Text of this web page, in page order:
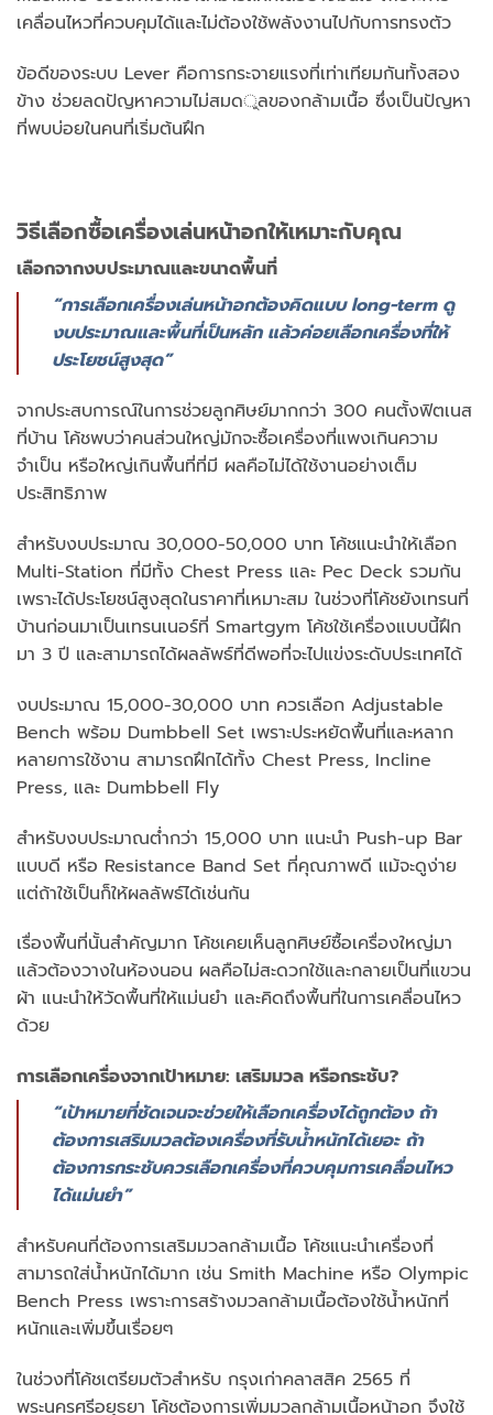
เคลื่อนไหวที่ควบคุมได้และไม่ต้องใช้พลังงานไปกับการทรงตัว
ข้อดีของระบบ Lever คือการกระจายแรงที่เท่าเทียมกันทั้งสอง
ข้าง ช่วยลดปัญหาความไม่สมดুลของกล้ามเนื้อ ซึ่งเป็นปัญหา
ที่พบบ่อยในคนที่เริ่มต้นฝึก
วิธีเลือกซื้อเครื่องเล่นหน้าอกให้เหมาะกับคุณ
เลือกจากงบประมาณและขนาดพื้นที่
“การเลือกเครื่องเล่นหน้าอกต้องคิดแบบ long-term ดู
งบประมาณและพื้นที่เป็นหลัก แล้วค่อยเลือกเครื่องที่ให้
ประโยชน์สูงสุด”
จากประสบการณ์ในการช่วยลูกศิษย์มากกว่า 300 คนตั้งฟิตเนส
ที่บ้าน โค้ชพบว่าคนส่วนใหญ่มักจะซื้อเครื่องที่แพงเกินความ
จำเป็น หรือใหญ่เกินพื้นที่ที่มี ผลคือไม่ได้ใช้งานอย่างเต็ม
ประสิทธิภาพ
สำหรับงบประมาณ 30,000-50,000 บาท โค้ชแนะนำให้เลือก
Multi-Station ที่มีทั้ง Chest Press และ Pec Deck รวมกัน
เพราะได้ประโยชน์สูงสุดในราคาที่เหมาะสม ในช่วงที่โค้ชยังเทรนที่
บ้านก่อนมาเป็นเทรนเนอร์ที่ Smartgym โค้ชใช้เครื่องแบบนี้ฝึก
มา 3 ปี และสามารถได้ผลลัพธ์ที่ดีพอที่จะไปแข่งระดับประเทศได้
งบประมาณ 15,000-30,000 บาท ควรเลือก Adjustable
Bench พร้อม Dumbbell Set เพราะประหยัดพื้นที่และหลาก
หลายการใช้งาน สามารถฝึกได้ทั้ง Chest Press, Incline
Press, และ Dumbbell Fly
สำหรับงบประมาณต่ำกว่า 15,000 บาท แนะนำ Push-up Bar
แบบดี หรือ Resistance Band Set ที่คุณภาพดี แม้จะดูง่าย
แต่ถ้าใช้เป็นก็ให้ผลลัพธ์ได้เช่นกัน
เรื่องพื้นที่นั้นสำคัญมาก โค้ชเคยเห็นลูกศิษย์ซื้อเครื่องใหญ่มา
แล้วต้องวางในห้องนอน ผลคือไม่สะดวกใช้และกลายเป็นที่แขวน
ผ้า แนะนำให้วัดพื้นที่ให้แม่นยำ และคิดถึงพื้นที่ในการเคลื่อนไหว
ด้วย
การเลือกเครื่องจากเป้าหมาย: เสริมมวล หรือกระชับ?
“เป้าหมายที่ชัดเจนจะช่วยให้เลือกเครื่องได้ถูกต้อง ถ้า
ต้องการเสริมมวลต้องเครื่องที่รับน้ำหนักได้เยอะ ถ้า
ต้องการกระชับควรเลือกเครื่องที่ควบคุมการเคลื่อนไหว
ได้แม่นยำ”
สำหรับคนที่ต้องการเสริมมวลกล้ามเนื้อ โค้ชแนะนำเครื่องที่
สามารถใส่น้ำหนักได้มาก เช่น Smith Machine หรือ Olympic
Bench Press เพราะการสร้างมวลกล้ามเนื้อต้องใช้น้ำหนักที่
หนักและเพิ่มขึ้นเรื่อยๆ
ในช่วงที่โค้ชเตรียมตัวสำหรับ กรุงเก่าคลาสสิค 2565 ที่
พระนครศรีอยุธยา โค้ชต้องการเพิ่มมวลกล้ามเนื้อหน้าอก จึงใช้